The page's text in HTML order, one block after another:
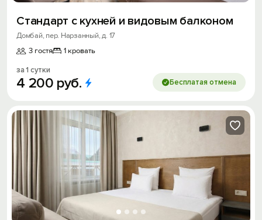
Стандарт с кухней и видовым балконом
Домбай, пер. Нарзанный, д. 17
3 гостя
1 кровать
за 1 сутки
4 200 руб. Бесплатая отмена